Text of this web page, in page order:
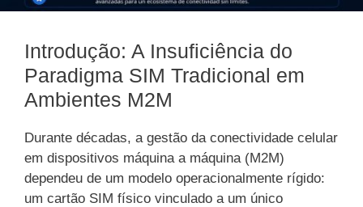
Introdução: A Insuficiência do
Paradigma SIM Tradicional em
Ambientes M2M
Durante décadas, a gestão da conectividade celular
em dispositivos máquina a máquina (M2M)
dependeu de um modelo operacionalmente rígido:
um cartão SIM físico vinculado a um único